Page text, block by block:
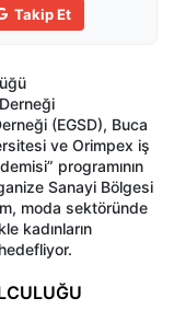
Takip Et
(EGSD), Buca
ve Orimpex iş
programının
Sanayi Bölgesi
moda sektöründe
kadınların